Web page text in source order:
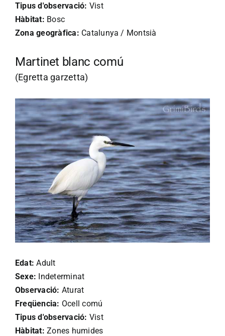
Tipus d'observació: Vist
Hàbitat: Bosc
Zona geogràfica: Catalunya / Montsià
Martinet blanc comú
(Egretta garzetta)
Edat: Adult
Sexe: Indeterminat
Observació: Aturat
Freqüencia: Ocell comú
Tipus d'observació: Vist
Hàbitat: Zones humides